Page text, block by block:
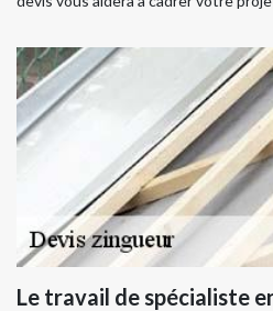
Le travail de spécialiste